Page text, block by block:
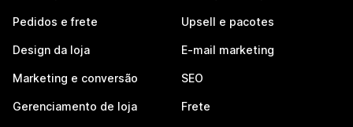
Pedidos e frete
Design da loja
Marketing e conversão
Gerenciamento de loja
Upsell e pacotes
E-mail marketing
SEO
Frete